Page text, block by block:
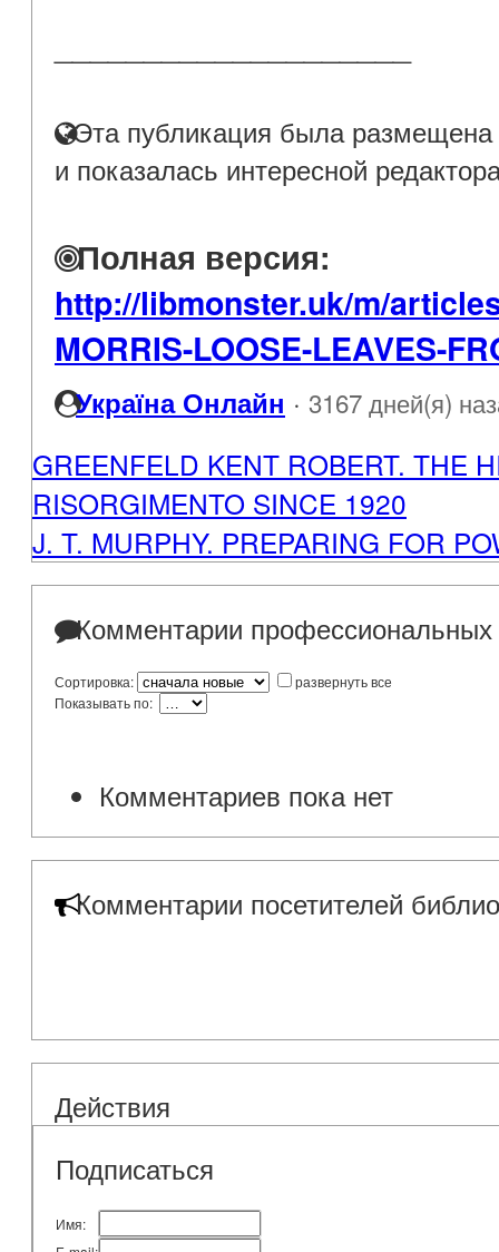
Эта публикация была размещена
и показалась интересной
Полная версия:
http://libmonster.uk/m/
MORRIS-LOOSE-LEAVES-
Україна Онлайн · 3167 дней(я)
GREENFELD KENT ROBERT. THE
RISORGIMENTO SINCE 1920
J. T. MURPHY. PREPARING FOR
Комментарии профессиональных
Сортировка:
развернуть все
Показывать по:
Комментариев пока нет
Комментарии посетителей
Действия
Подписаться
Имя: